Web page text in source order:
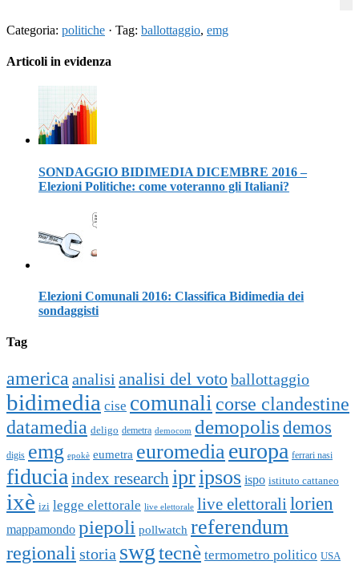
Categoria: politiche · Tag: ballottaggio, emg
Articoli in evidenza
SONDAGGIO BIDIMEDIA DICEMBRE 2016 –
Elezioni Politiche: come voteranno gli Italiani?
Elezioni Comunali 2016: Classifica Bidimedia dei
sondaggisti
Tag
america analisi analisi del votoballottaggio
bidimedia cise comunali corse clandestine
datamedia deligo demetra democom demopolisdemos
digis emg epokè eumetra euromedia europa ferrari nasi
fiducia index research ipripsos ispo istituto cattaneo
ixè izi legge elettorale live elettorale live elettorali lorien
mappamondo piepoli pollwatch referendum
regionali storia swgtecnè termometro politico USA